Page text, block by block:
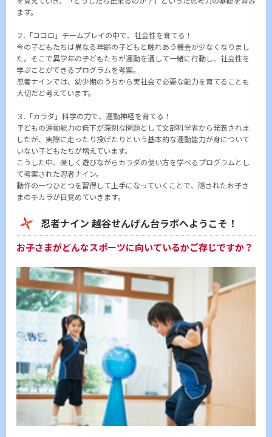
ます。
２.「ココロ」チームプレイの中で、社会性を育てる！
今の子どもたちは異なる年齢の子どもと触れあう機会が少なくなりまし
た。そこで異学年の子どもたちが運動を通して一緒に行動し、社会性を
学ぶことができるプログラムを考案。
忍者ナインでは、幼少期のうちから実社会で必要な能力を育てることも
大切だと考えています。
３.「カラダ」科学の力で、運動神経を育てる！
子どもの運動能力の低下が深刻な問題として文部科学省から発表されま
したが、実際に走ったり投げたりという基本的な運動能力が身について
いない子どもたちが増えています。
こうした中、楽しく遊びながらカラダの使い方を学べるプログラムとし
て考案された忍者ナイン。
動作の一つひとつを習得して上手になっていくことで、隠されたお子さ
まのチカラが目覚めていきます。
忍者ナイン 越谷せんげん台ラボへようこそ！
お子さまがどんなスポーツに向いているかご存じですか？